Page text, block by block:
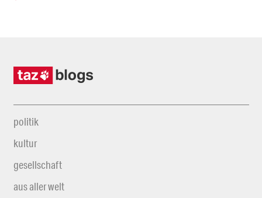
politik
kultur
gesellschaft
aus aller welt